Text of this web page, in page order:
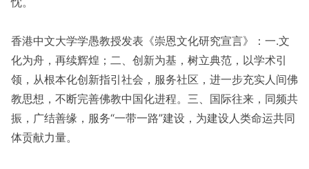
香港中文大学学愚教授发表《崇恩文化研究宣言》：一.文
化为舟，再续辉煌；二、创新为基，树立典范，以学术引
领，从根本化创新指引社会，服务社区，进一步充实人间佛
教思想，不断完善佛教中国化进程。三、国际往来，同频共
振，广结善缘，服务“一带一路”建设，为建设人类命运共同
体贡献力量。